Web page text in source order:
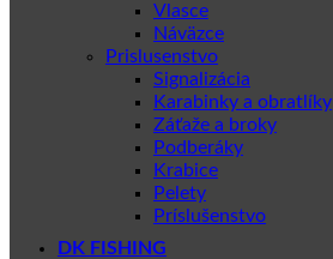
Vlasce
Náväzce
Prislusenstvo
Signalizácia
Karabinky a obratlíky
Záťaže a broky
Podberáky
Krabice
Pelety
Príslušenstvo
DK FISHING